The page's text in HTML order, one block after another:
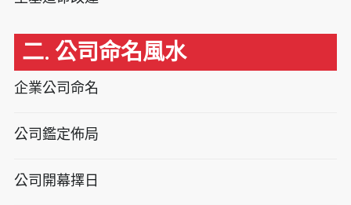
二. 公司命名風水
企業公司命名
公司鑑定佈局
公司開幕擇日